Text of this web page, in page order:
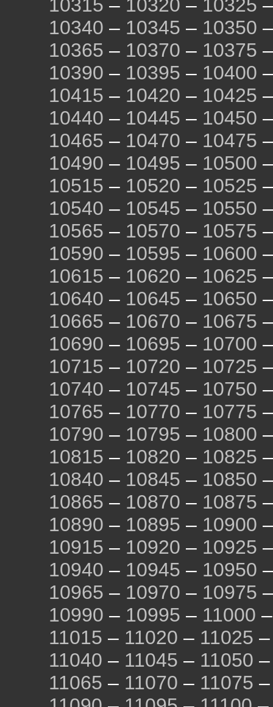
10315 – 10320 – 10325
10340 – 10345 – 10350
10365 – 10370 – 10375
10390 – 10395 – 10400
10415 – 10420 – 10425
10440 – 10445 – 10450
10465 – 10470 – 10475
10490 – 10495 – 10500
10515 – 10520 – 10525
10540 – 10545 – 10550
10565 – 10570 – 10575
10590 – 10595 – 10600
10615 – 10620 – 10625
10640 – 10645 – 10650
10665 – 10670 – 10675
10690 – 10695 – 10700
10715 – 10720 – 10725
10740 – 10745 – 10750
10765 – 10770 – 10775
10790 – 10795 – 10800
10815 – 10820 – 10825
10840 – 10845 – 10850
10865 – 10870 – 10875
10890 – 10895 – 10900
10915 – 10920 – 10925
10940 – 10945 – 10950
10965 – 10970 – 10975
10990 – 10995 – 11000
11015 – 11020 – 11025
11040 – 11045 – 11050
11065 – 11070 – 11075